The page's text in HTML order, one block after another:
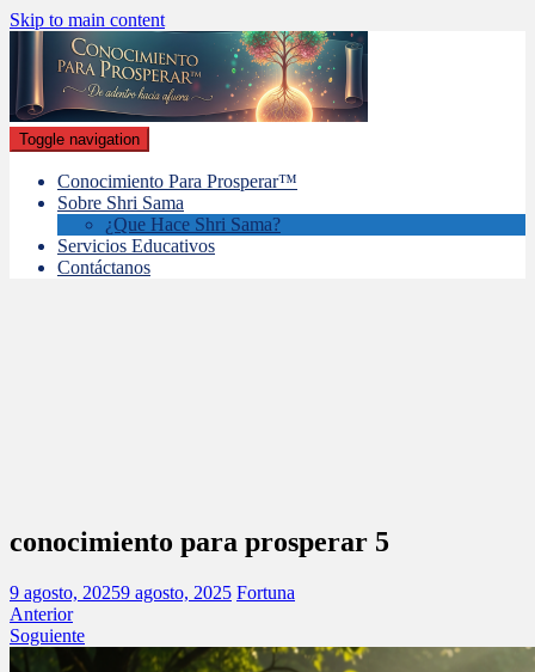
Skip to main content
Toggle navigation
Conocimiento Para Prosperar™
Sobre Shri Sama
¿Que Hace Shri Sama?
Servicios Educativos
Contáctanos
conocimiento para prosperar 5
9 agosto, 20259 agosto, 2025 Fortuna
Anterior
Soguiente